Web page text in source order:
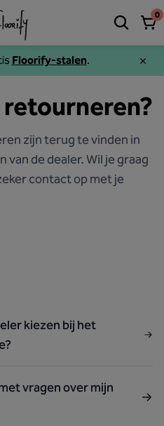
Floorify-stalen.
0
zijn terug te vinden in
van de dealer. Wil je graag
contact op met je
kiezen bij het
vragen over mijn